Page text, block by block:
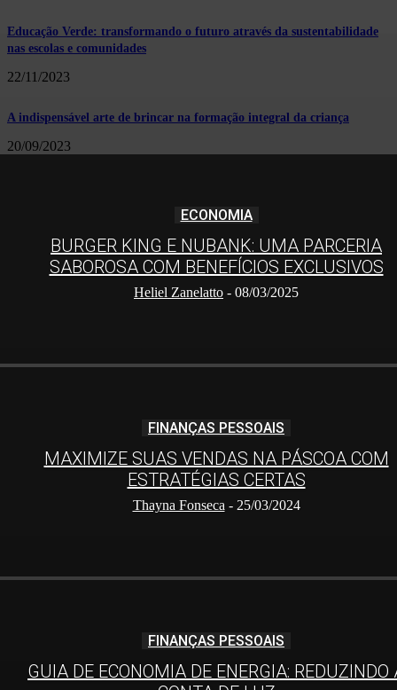
Educação Verde: transformando o futuro através da sustentabilidade
nas escolas e comunidades
22/11/2023
A indispensável arte de brincar na formação integral da criança
20/09/2023
ECONOMIA
BURGER KING E NUBANK: UMA PARCERIA
SABOROSA COM BENEFÍCIOS EXCLUSIVOS
Heliel Zanelatto - 08/03/2025
FINANÇAS PESSOAIS
MAXIMIZE SUAS VENDAS NA PÁSCOA COM
ESTRATÉGIAS CERTAS
Thayna Fonseca - 25/03/2024
FINANÇAS PESSOAIS
GUIA DE ECONOMIA DE ENERGIA: REDUZINDO